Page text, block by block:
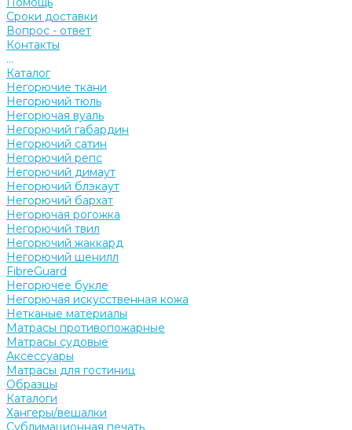
Сроки доставки
Вопрос - ответ
Контакты
...
Каталог
Негорючие ткани
Негорючий тюль
Негорючая вуаль
Негорючий габардин
Негорючий сатин
Негорючий репс
Негорючий димаут
Негорючий блэкаут
Негорючий бархат
Негорючая рогожка
Негорючий твил
Негорючий жаккард
Негорючий шенилл
FibreGuard
Негорючее букле
Негорючая искусственная кожа
Нетканые материалы
Матрасы противопожарные
Матрасы судовые
Аксессуары
Матрасы для гостиниц
Образцы
Каталоги
Хангеры/вешалки
Сублимационная печать